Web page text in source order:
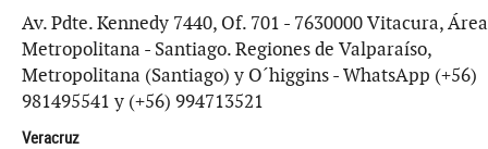
Av. Pdte. Kennedy 7440, Of. 701 - 7630000 Vitacura, Área
Metropolitana - Santiago. Regiones de Valparaíso,
Metropolitana (Santiago) y O´higgins - WhatsApp (+56)
981495541 y (+56) 994713521
Veracruz